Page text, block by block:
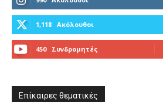
1,118 Ακόλουθοι
450 Συνδρομητές
Επίκαιρες θεματικές